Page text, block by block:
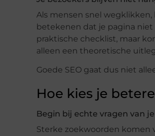
Als mensen snel
betekenen dat je pagina
praktische checklist, maar
alleen een theoretische
Goede SEO gaat dus niet
Hoe kies je
Begin bij echte vragen van
Sterke zoekwoorden komen